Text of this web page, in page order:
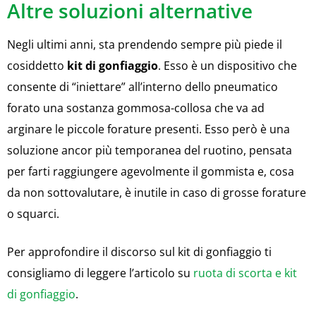
Altre soluzioni alternative
Negli ultimi anni, sta prendendo sempre più piede il
cosiddetto kit di gonfiaggio. Esso è un dispositivo che
consente di “iniettare” all’interno dello pneumatico
forato una sostanza gommosa-collosa che va ad
arginare le piccole forature presenti. Esso però è una
soluzione ancor più temporanea del ruotino, pensata
per farti raggiungere agevolmente il gommista e, cosa
da non sottovalutare, è inutile in caso di grosse forature
o squarci.
Per approfondire il discorso sul kit di gonfiaggio ti
consigliamo di leggere l’articolo su ruota di scorta e kit
di gonfiaggio.